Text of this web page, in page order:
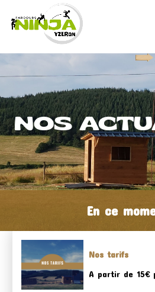
NOS
En ce
Nos tarifs
A partir de 15€